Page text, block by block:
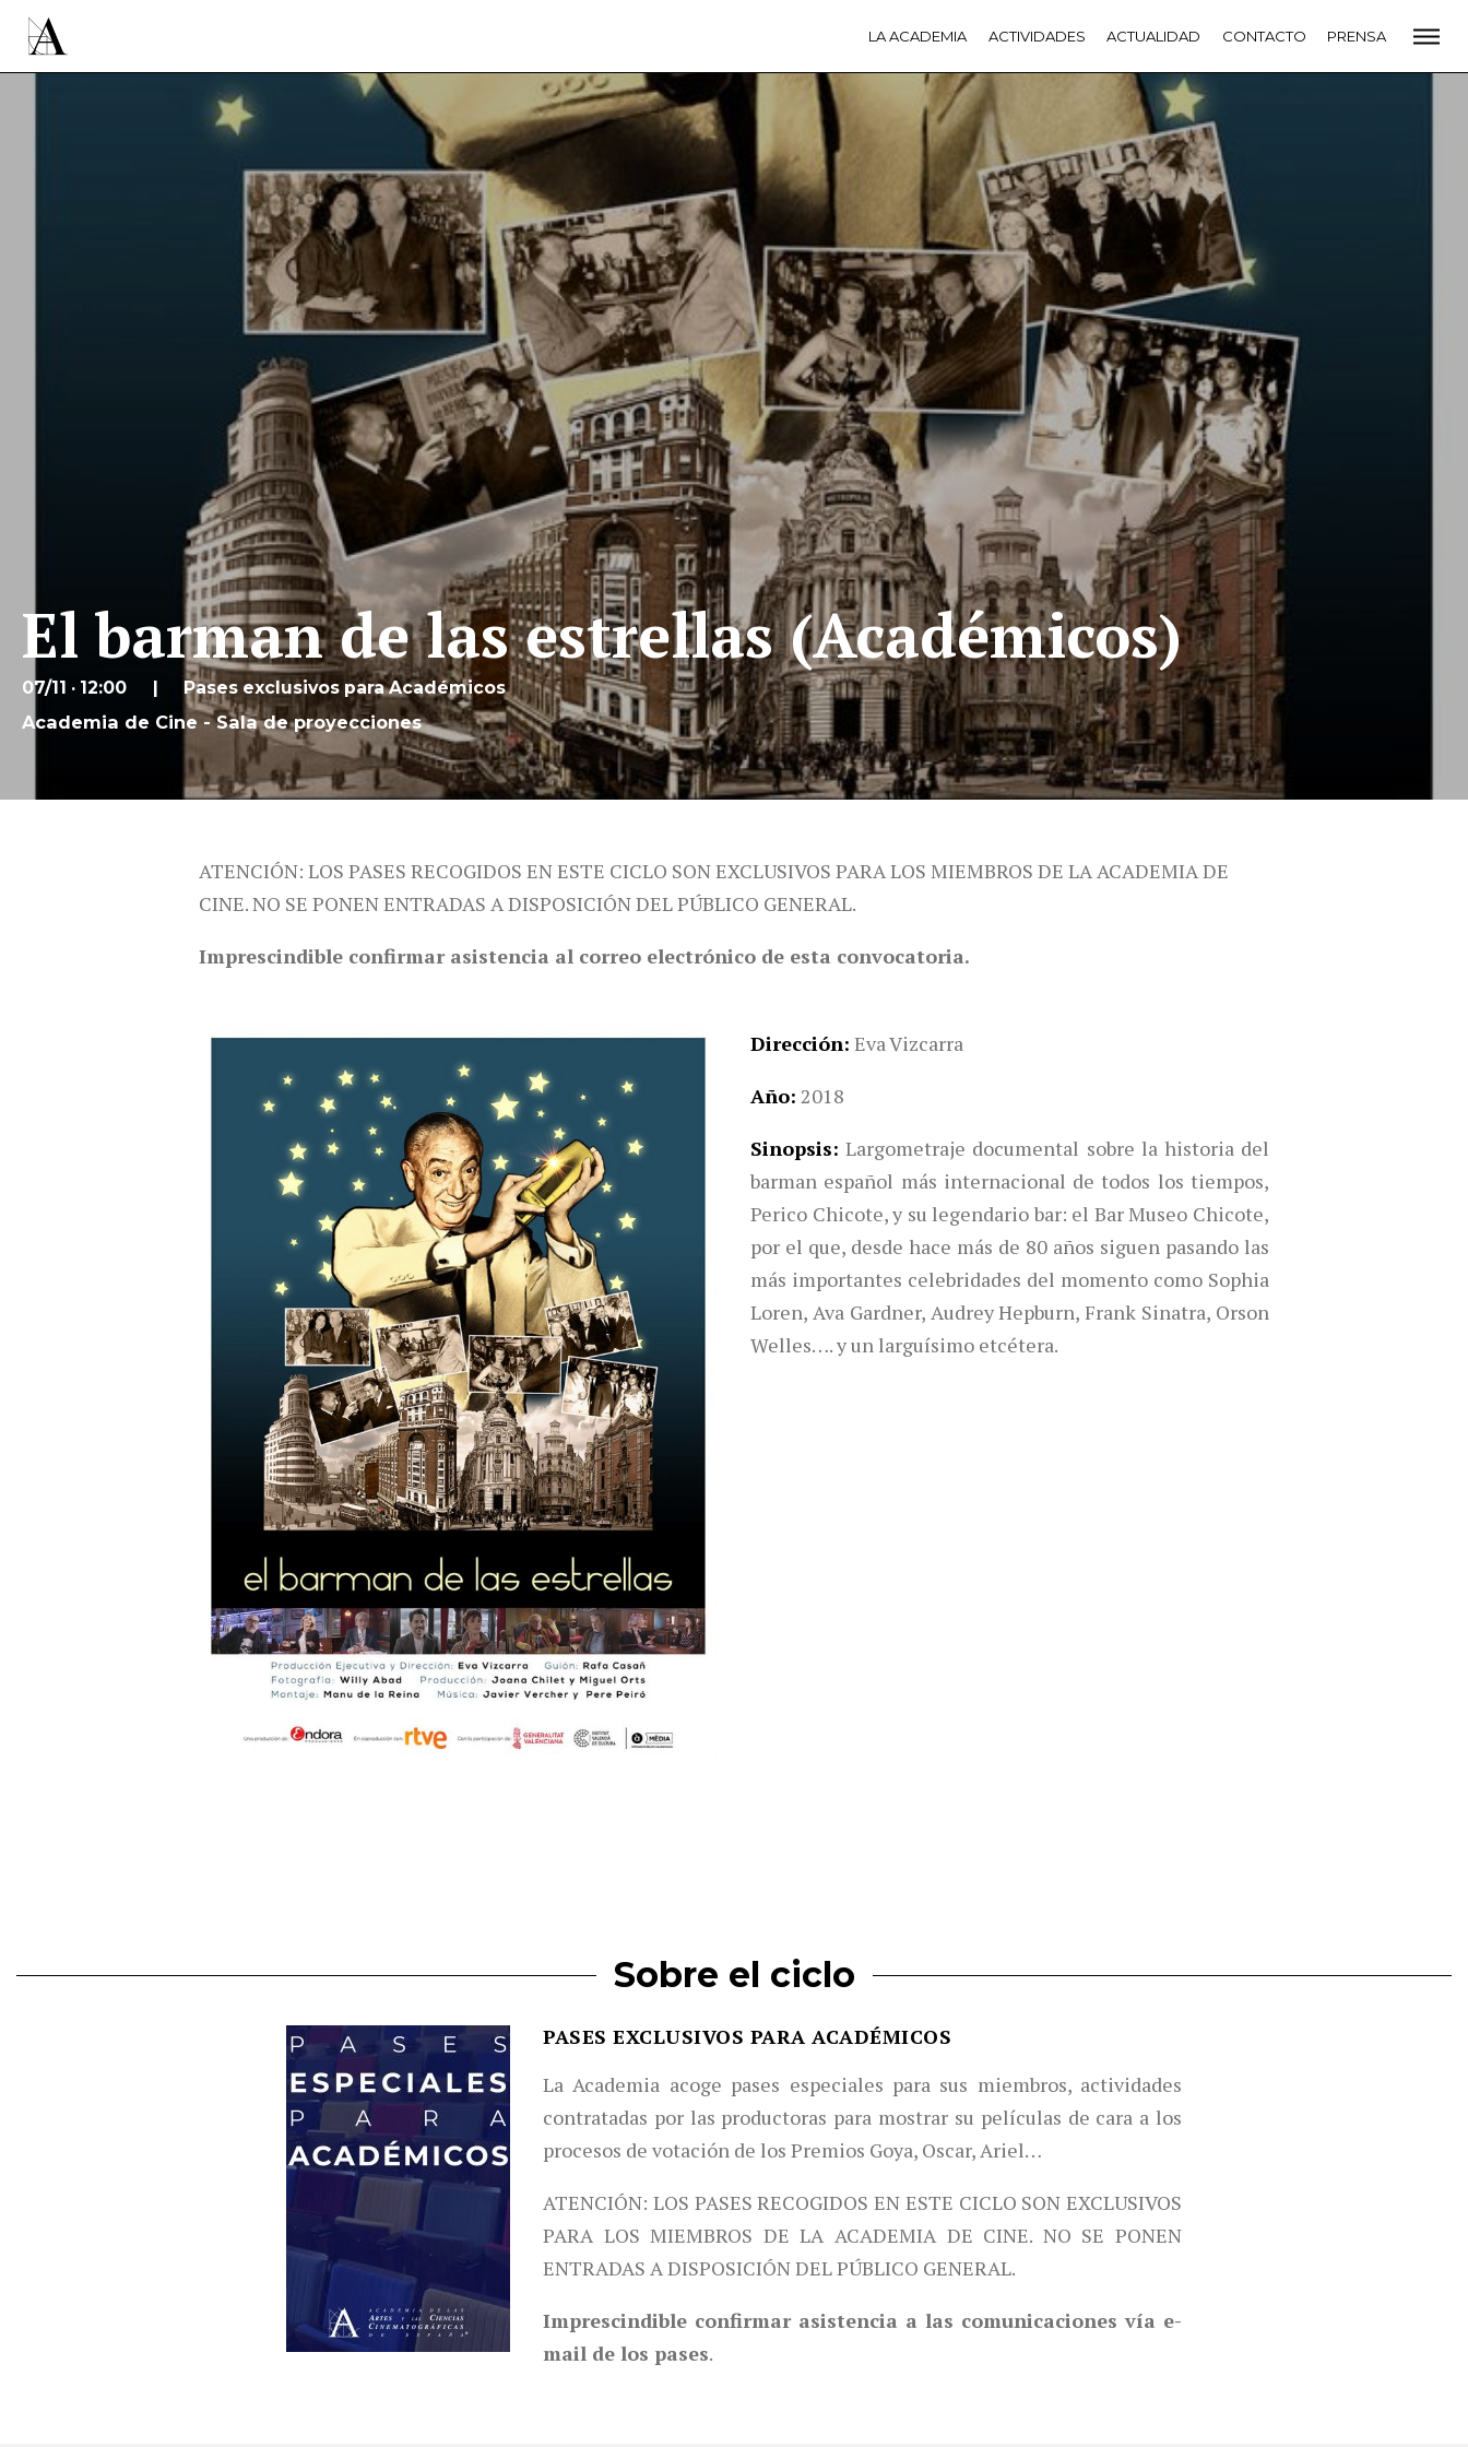
LA ACADEMIA ACTIVIDADES ACTUALIDAD CONTACTO PRENSA
El barman de las estrellas (Académicos)
07/11 · 12:00 Pases exclusivos para Académicos
Academia de Cine - Sala de proyecciones
ATENCIÓN: LOS PASES RECOGIDOS EN ESTE CICLO SON EXCLUSIVOS PARA LOS MIEMBROS DE LA ACADEMIA DE
CINE. NO SE PONEN ENTRADAS A DISPOSICIÓN DEL PÚBLICO GENERAL.
Imprescindible confirmar asistencia al correo electrónico de esta convocatoria.
Dirección Eva Vizcarra
Año 2018
Sinopsis Largometraje documental sobre la historia del
barman español más internacional de todos los tiempos,
Perico Chicote, y su legendario bar: el Bar Museo Chicote,
por el que, desde hace más de 80 años siguen pasando las
más importantes celebridades del momento como Sophia
Loren, Ava Gardner, Audrey Hepburn, Frank Sinatra, Orson
Welles…. y un larguísimo etcétera.
Sobre el ciclo
PASES EXCLUSIVOS PARA ACADÉMICOS
La Academia acoge pases especiales para sus miembros, actividades
contratadas por las productoras para mostrar su películas de cara a los
procesos de votación de los Premios Goya, Oscar, Ariel…
ATENCIÓN: LOS PASES RECOGIDOS EN ESTE CICLO SON EXCLUSIVOS
PARA LOS MIEMBROS DE LA ACADEMIA DE CINE. NO SE PONEN
ENTRADAS A DISPOSICIÓN DEL PÚBLICO GENERAL.
Imprescindible confirmar asistencia a las comunicaciones vía e-
mail de los pases.
LA ACADEMIA PREMIOS GOYA FUNDACIÓN
CONTACTO
ÚNETE A LA ACADEMIA DE CINE